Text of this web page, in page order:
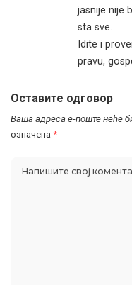
jasnije nije
sta sve.
Idite i
pravu,
Оставите одговор
Ваша адреса е-поште неће
означена *